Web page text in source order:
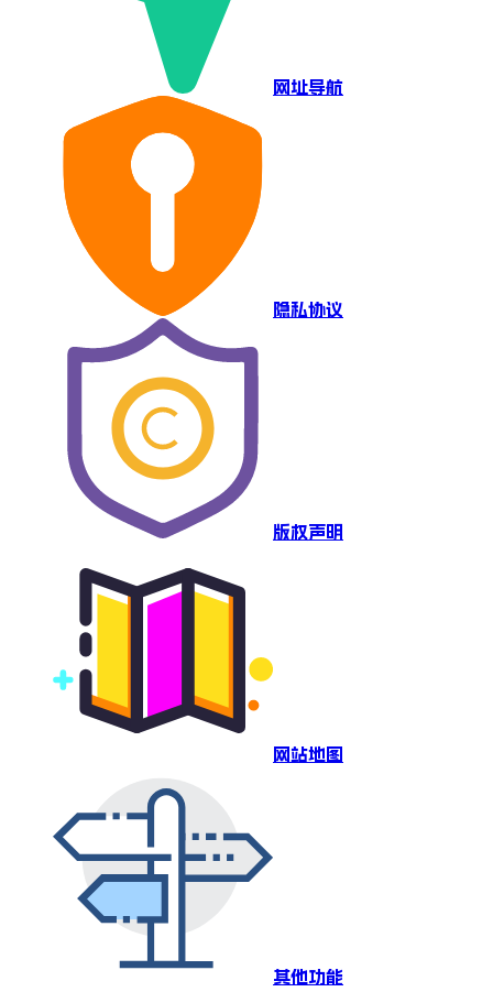
网址导航
隐私协议
版权声明
网站地图
其他功能